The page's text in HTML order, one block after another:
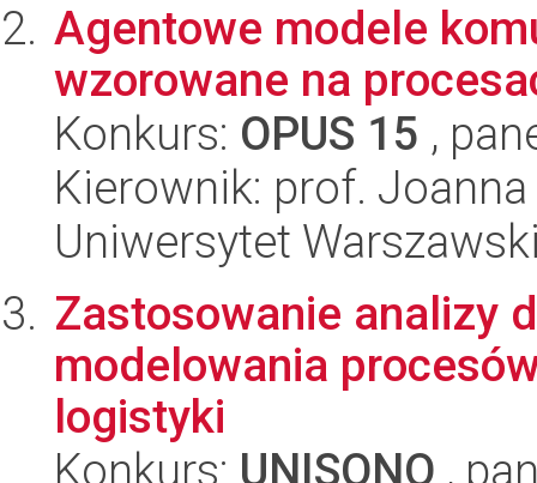
Agentowe modele
wzorowane na
Konkurs: OPUS 15 ,
Kierownik: prof.
Uniwersytet
Zastosowanie analizy
modelowania
logistyki
Konkurs: UNISONO ,